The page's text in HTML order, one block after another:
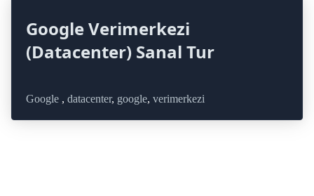
Google Verimerkezi
(Datacenter) Sanal Tur
Google , datacenter, google, verimerkezi